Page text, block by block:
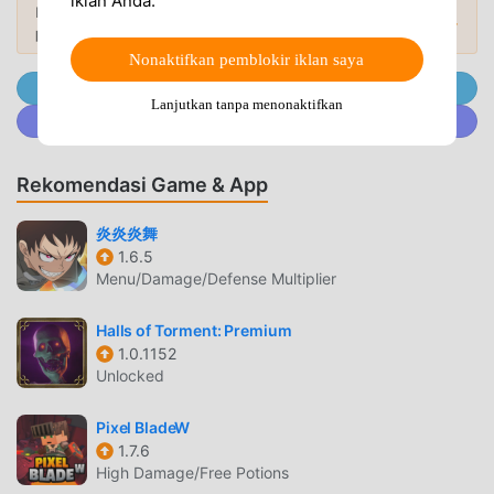
grow!Experience yourself become stronger and greater
with a simple tap!
Zombie Kingdom Sebagai game rpg yang sangat populer
seluruh dunia yang menyukai game rpg .Jika Anda ingin
mengunduh game ini, sebagai situs unduhan game mod
apk gratis terbesar di dunia -- moddroid adalah pilihan
terbaik Anda. moddroid tidak hanya memberi Anda versi
terbaru dariZombie Kingdom4.8.2gratis, tetapi juga
menyediakan Menu, Unlimited money/Damage/Defense
multiplier/God mode mod gratis, membantu Anda
menyimpan tugas mekanis yang berulang dalam gim,
sehingga Anda dapat fokus menikmati kesenangan yang
dibawa oleh game itu sendiri. moddroid menjanjikan bahwa
apapunZombie Kingdommod tidak akan membebankan
biaya apa pun kepada pemain, dan 100% aman, tersedia,
Ingin lebih banyak? Jelajahi
populerdi 2026.
Mod Populer →
Gabung @MODDROID.CO di Telegram channel
Rekomendasi Game & App
炎炎炎舞
1.6.5
Menu/Damage/Defense Multiplier
Halls of Torment: Premium
1.0.1152
Unlocked
Pixel BladeW
1.7.6
High Damage/Free Potions
Nonaktifkan pemblokir iklan saya
Lanjutkan tanpa menonaktifkan